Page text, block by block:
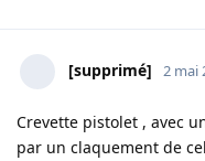
[supprimé] 2 mai
Crevette pistolet , avec
par un claquement de